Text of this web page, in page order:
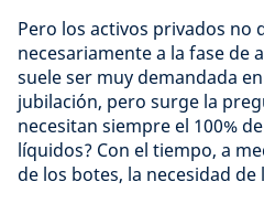
Pero los activos privados no
necesariamente a la fase de
suele ser muy demandada
jubilación, pero surge la
necesitan siempre el 100%
líquidos? Con el tiempo, a
de los botes, la necesidad